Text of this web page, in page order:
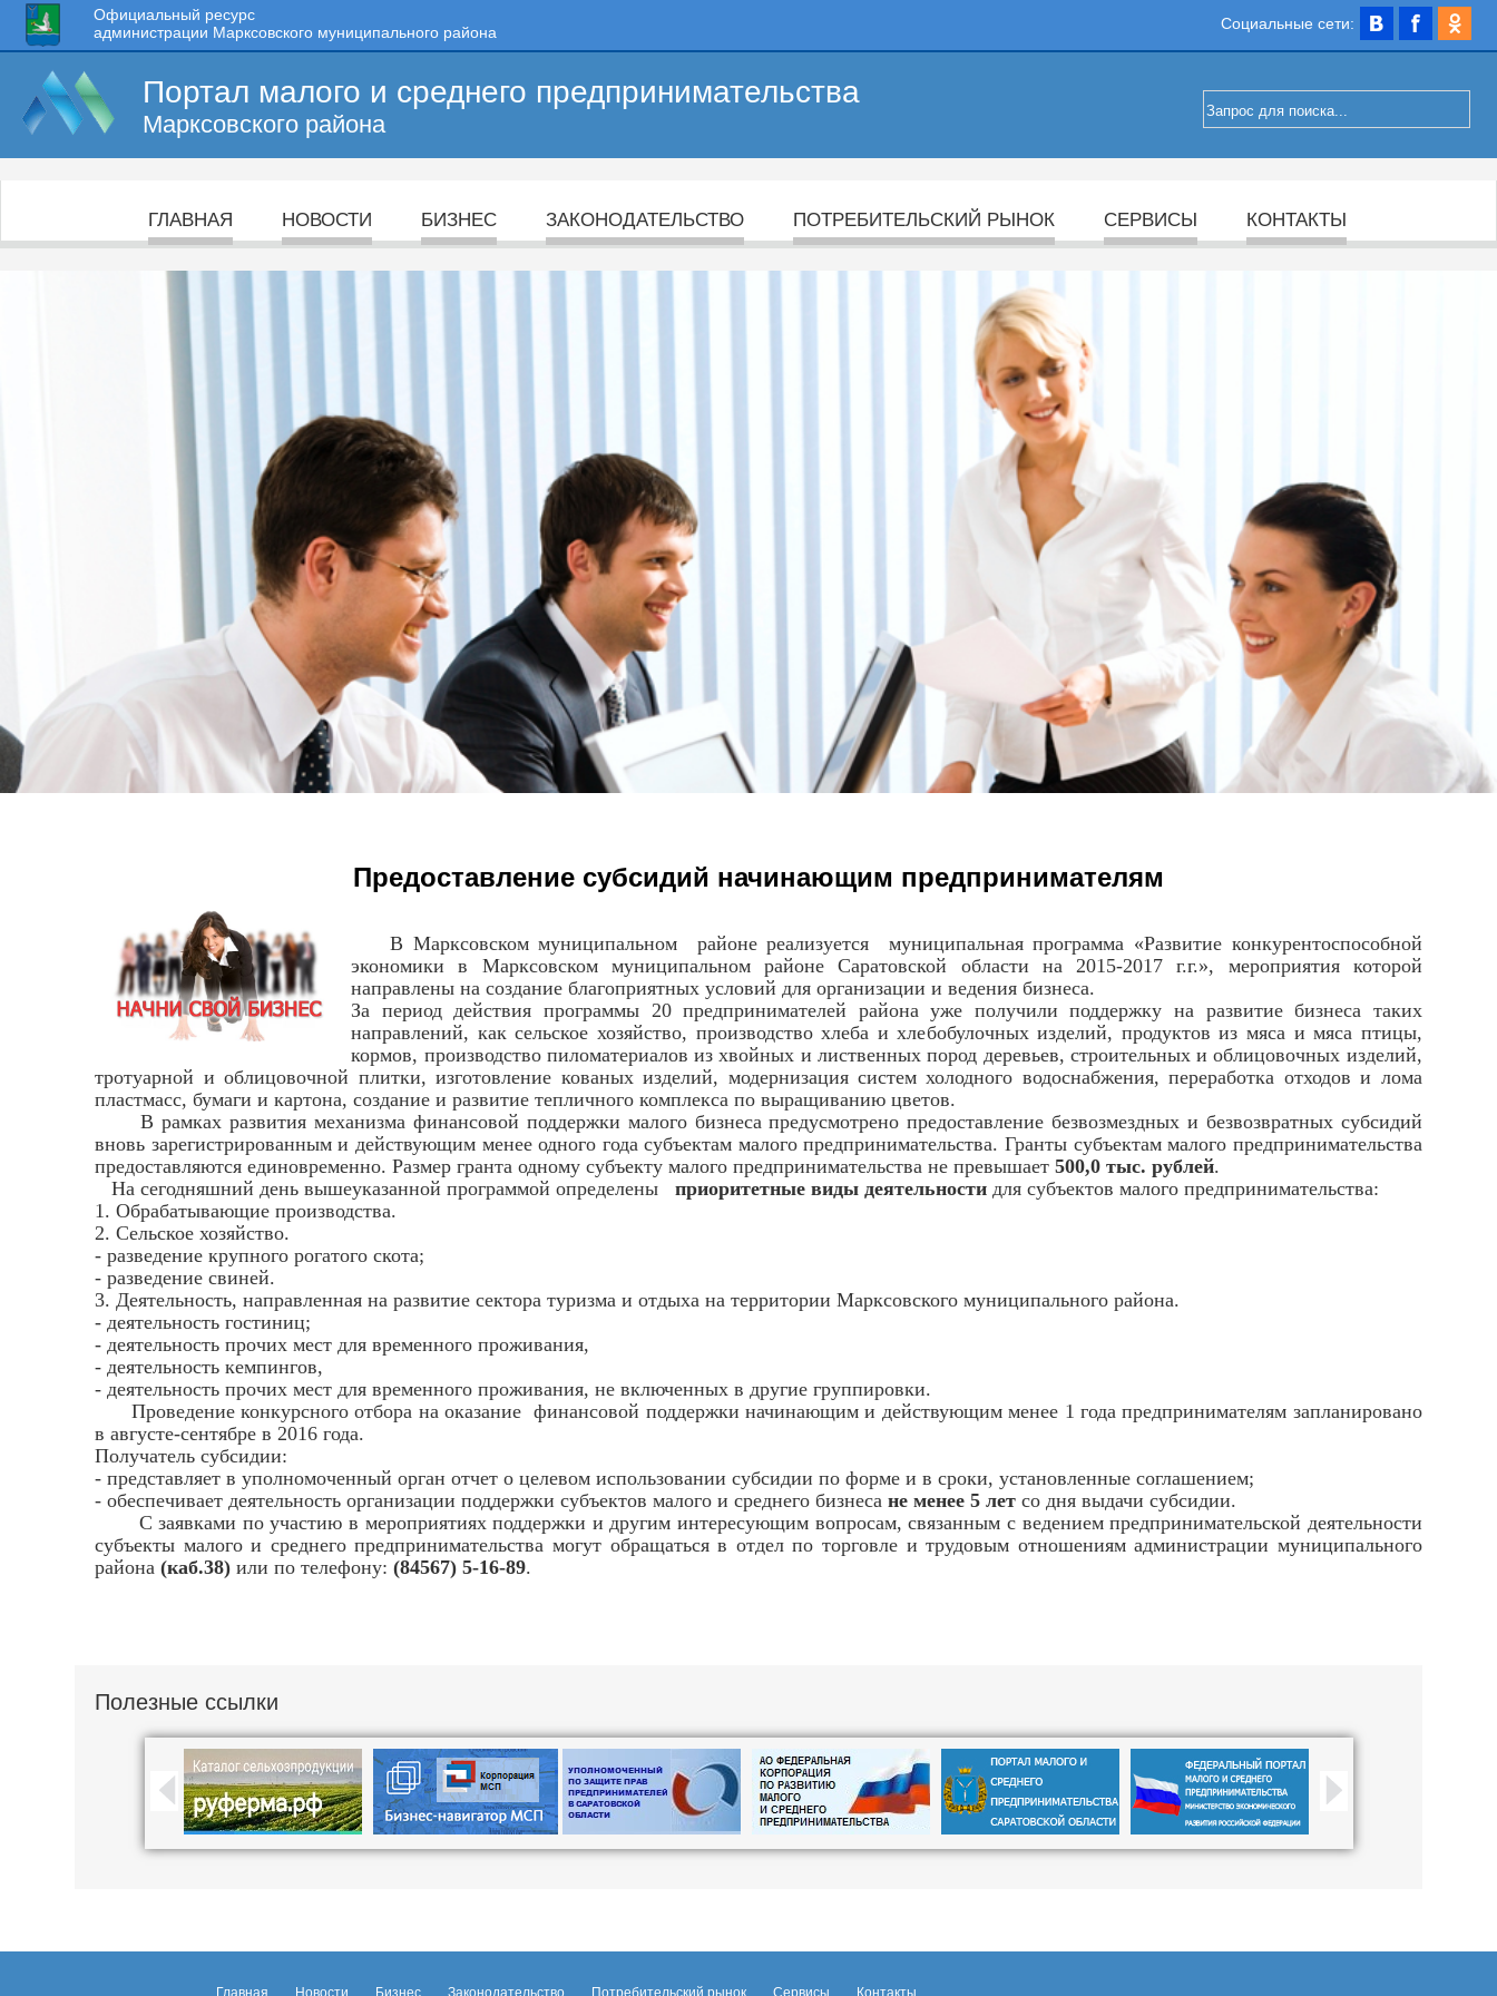
Социальные сети:
Официальный ресурс
администрации Марксовского муниципального района
Портал малого и среднего предпринимательства
Марксовского района
ГЛАВНАЯ НОВОСТИ БИЗНЕС ЗАКОНОДАТЕЛЬСТВО ПОТРЕБИТЕЛЬСКИЙ РЫНОК СЕРВИСЫ КОНТАКТЫ
Предоставление субсидий начинающим предпринимателям
В Марксовском муниципальном районе реализуется муниципальная программа «Развитие конкурентоспособной
экономики в Марксовском муниципальном районе Саратовской области на 2015-2017 г.г.», мероприятия которой
направлены на создание благоприятных условий для организации и ведения бизнеса.
За период действия программы 20 предпринимателей района уже получили поддержку на развитие бизнеса таких
направлений, как сельское хозяйство, производство хлеба и хлебобулочных изделий, продуктов из мяса и мяса птицы,
кормов, производство пиломатериалов из хвойных и лиственных пород деревьев, строительных и облицовочных изделий,
тротуарной и облицовочной плитки, изготовление кованых изделий, модернизация систем холодного водоснабжения, переработка отходов и лома
пластмасс, бумаги и картона, создание и развитие тепличного комплекса по выращиванию цветов.
В рамках развития механизма финансовой поддержки малого бизнеса предусмотрено предоставление безвозмездных и безвозвратных субсидий
вновь зарегистрированным и действующим менее одного года субъектам малого предпринимательства. Гранты субъектам малого предпринимательства
предоставляются единовременно. Размер гранта одному субъекту малого предпринимательства не превышает500,0 тыс. рублей.
На сегодняшний день вышеуказанной программой определеныприоритетные виды деятельности для субъектов малого предпринимательства:
1. Обрабатывающие производства.
2. Сельское хозяйство.
- разведение крупного рогатого скота;
- разведение свиней.
3. Деятельность, направленная на развитие сектора туризма и отдыха на территории Марксовского муниципального района.
- деятельность гостиниц;
- деятельность прочих мест для временного проживания,
- деятельность кемпингов,
- деятельность прочих мест для временного проживания, не включенных в другие группировки.
Проведение конкурсного отбора на оказание финансовой поддержки начинающим и действующим менее 1 года предпринимателям запланировано
в августе-сентябре в 2016 года.
Получатель субсидии:
- представляет в уполномоченный орган отчет о целевом использовании субсидии по форме и в сроки, установленные соглашением;
- обеспечивает деятельность организации поддержки субъектов малого и среднего бизнесане менее 5 лет со дня выдачи субсидии.
С заявками по участию в мероприятиях поддержки и другим интересующим вопросам, связанным с ведением предпринимательской деятельности
субъекты малого и среднего предпринимательства могут обращаться в отдел по торговле и трудовым отношениям администрации муниципального
района(каб.38) или по телефону:(84567) 5-16-89.
Полезные ссылки
Главная Новости Бизнес Законодательство Потребительский рынок Сервисы Контакты